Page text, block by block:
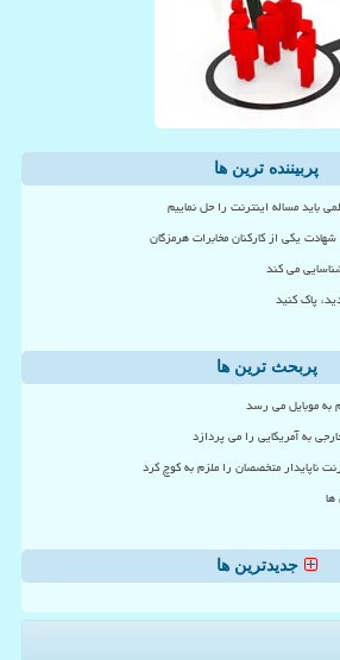
پربیننده ترین ها
باید مساله اینترنت را حل نماییم
یکی از کارکنان مخابرات هرمزگان
می کند
پاک کنید
پربحث ترین ها
به موبایل می رسد
به آمریکایی را می پردازد
ناپایدار متخصصان را ملزم به کوچ کرد
جدیدترین ها